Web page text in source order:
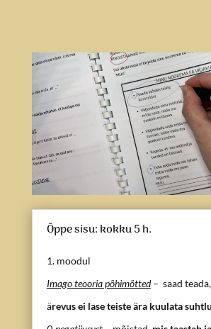
Õppe sisu: kokku 5 h.
1. moodul
Imago teooria põhimõtted– saad
ärevus ei lase teiste ära kuulata